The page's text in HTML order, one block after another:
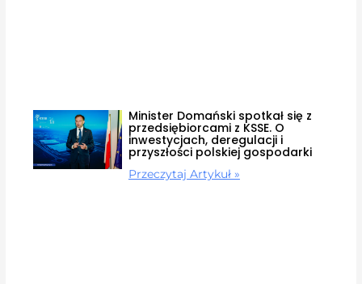
Minister Domański spotkał się z
przedsiębiorcami z KSSE. O
inwestycjach, deregulacji i
przyszłości polskiej gospodarki
Przeczytaj Artykuł »